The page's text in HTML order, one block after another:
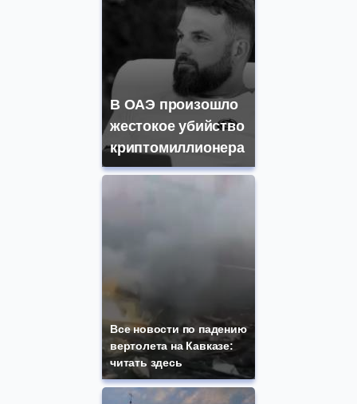
В ОАЭ произошло
жестокое убийство
криптомиллионера
Все новости по падению
вертолета на Кавказе:
читать здесь